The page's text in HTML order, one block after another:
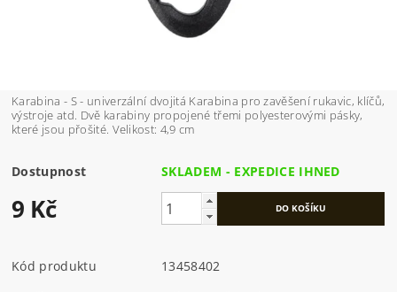
Karabina - S - univerzální dvojitá Karabina pro zavěšení rukavic, klíčů,
výstroje atd. Dvě karabiny propojené třemi polyesterovými pásky,
které jsou přošité. Velikost: 4,9 cm
Dostupnost SKLADEM - EXPEDICE IHNED
9 Kč
Kód produktu
13458402